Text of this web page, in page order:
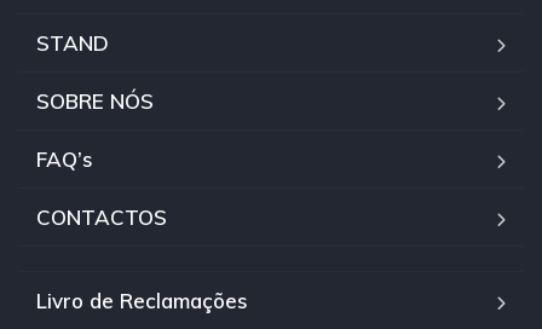
STAND
SOBRE NÓS
FAQ’s
CONTACTOS
Livro de Reclamações